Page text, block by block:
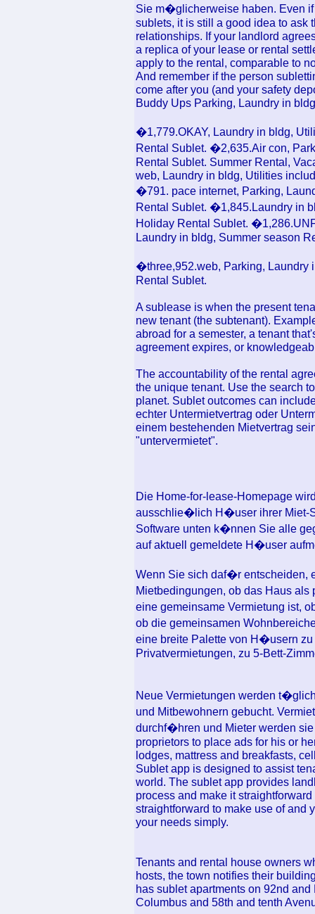
Sie m�glicherweise haben. Even
sublets, it is still a good idea to ask
relationships. If your landlord
a replica of your lease or rental
apply to the rental, comparable to
And remember if the person
come after you (and your safety
Buddy Ups Parking, Laundry in
�1,779.OKAY, Laundry in bldg,
Rental Sublet. �2,635.Air con,
Rental Sublet. Summer Rental,
web, Laundry in bldg, Utilities
�791. pace internet, Parking,
Rental Sublet. �1,845.Laundry in
Holiday Rental Sublet.
Laundry in bldg, Summer season
�three,952.web, Parking, Laundry
Rental Sublet.
A sublease is when the present
new tenant (the subtenant).
abroad for a semester, a tenant
agreement expires, or
The accountability of the rental
the unique tenant. Use the search
planet. Sublet outcomes can
echter Untermietvertrag oder
einem bestehenden Mietvertrag
"untervermietet".
Die Home-for-lease-Homepage
ausschlie�lich H�user ihrer Miet-
Software unten k�nnen Sie alle
auf aktuell gemeldete H�user
Wenn Sie sich daf�r entscheiden,
Mietbedingungen, ob das Haus
eine gemeinsame Vermietung ist,
ob die gemeinsamen
eine breite Palette von H�usern
Privatvermietungen, zu 5-Bett-
Neue Vermietungen werden
und Mitbewohnern gebucht.
durchf�hren und Mieter werden
proprietors to place ads for his or
lodges, mattress and breakfasts,
Sublet app is designed to assist
world. The sublet app provides
process and make it
straightforward to make use of and
your needs simply.
Tenants and rental house owners
hosts, the town notifies their
has sublet apartments on 92nd
Columbus and 58th and tenth